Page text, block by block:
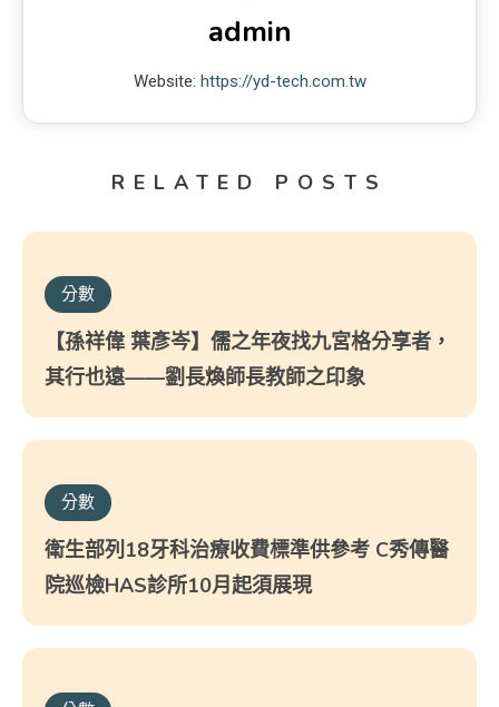
admin
Website: https://yd-tech.com.tw
RELATED POSTS
分數
【孫祥偉 葉彥岑】儒之年夜找九宮格分享者，
其行也遠——劉長煥師長教師之印象
分數
衛生部列18牙科治療收費標準供參考 C秀傳醫
院巡檢HAS診所10月起須展現